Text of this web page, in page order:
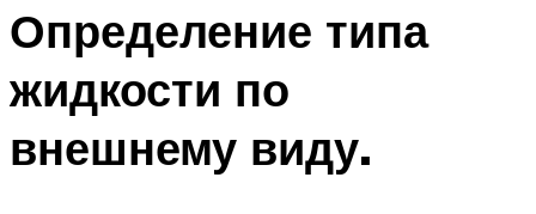
Определение типа
жидкости по
внешнему виду.